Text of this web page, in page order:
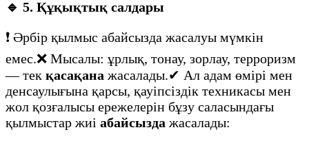
🔹 5. Құқықтық салдары
❗ Әрбір қылмыс абайсызда жасалуы мүмкін
емес.❌ Мысалы: ұрлық, тонау, зорлау, терроризм
— тек қасақана жасалады.✔ Ал адам өмірі мен
денсаулығына қарсы, қауіпсіздік техникасы мен
жол қозғалысы ережелерін бұзу саласындағы
қылмыстар жиі абайсызда жасалады: